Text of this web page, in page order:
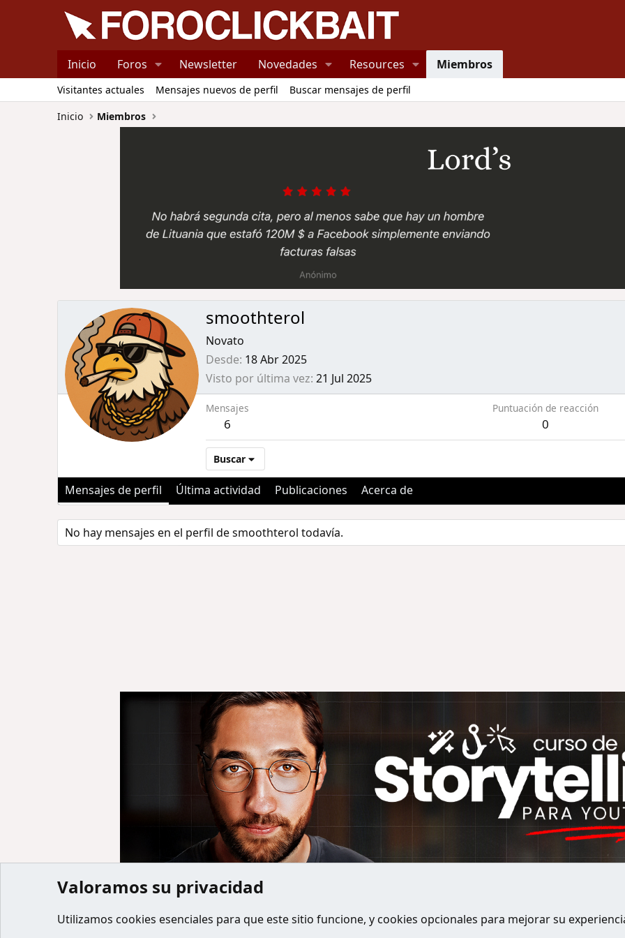
Inicio Foros Newsletter Novedades Resources Miembros
Visitantes actuales Mensajes nuevos de perfil
Buscar mensajes de perfil
Inicio
Miembros
smoothterol
Novato
Desde 18 Abr 2025
Visto por última vez 21 Jul 2025
Mensajes
6
Puntuación de reacción
0
Buscar
Mensajes de perfil Última actividad Publicaciones Acerca de
No hay mensajes en el perfil de smoothterol todavía.
Inicio Miembros
Cookies Default style Español Contactanos Términos
Valoramos su privacidad
Utilizamos cookies esenciales para que este sitio funcione, y cookies opcionales para mejorar su